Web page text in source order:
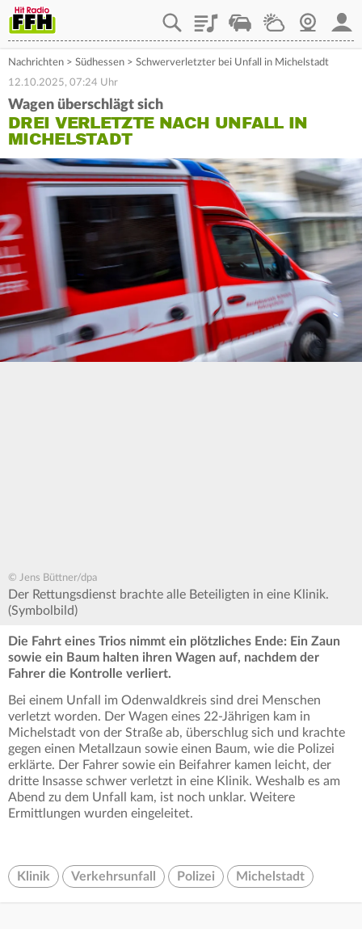
PlaylistStaupilotWetterWebcam
Nachrichten > Südhessen > Schwerverletzter bei Unfall in Michelstadt
12.10.2025, 07:24 Uhr
Wagen überschlägt sich
DREI VERLETZTE NACH UNFALL IN
MICHELSTADT
© Jens Büttner/dpa
Der Rettungsdienst brachte alle Beteiligten in eine Klinik.
(Symbolbild)
Die Fahrt eines Trios nimmt ein plötzliches Ende: Ein Zaun
sowie ein Baum halten ihren Wagen auf, nachdem der
Fahrer die Kontrolle verliert.
Bei einem Unfall im Odenwaldkreis sind drei Menschen
verletzt worden. Der Wagen eines 22-Jährigen kam in
Michelstadt von der Straße ab, überschlug sich und krachte
gegen einen Metallzaun sowie einen Baum, wie die Polizei
erklärte. Der Fahrer sowie ein Beifahrer kamen leicht, der
dritte Insasse schwer verletzt in eine Klinik. Weshalb es am
Abend zu dem Unfall kam, ist noch unklar. Weitere
Ermittlungen wurden eingeleitet.
Klinik Verkehrsunfall Polizei Michelstadt